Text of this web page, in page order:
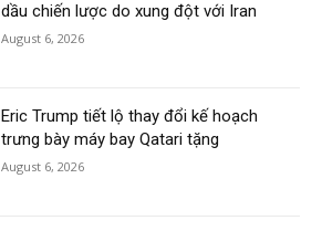
dầu chiến lược do xung đột với Iran
August 6, 2026
Eric Trump tiết lộ thay đổi kế hoạch
trưng bày máy bay Qatari tặng
August 6, 2026